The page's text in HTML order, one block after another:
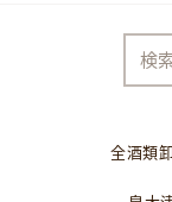
全酒類